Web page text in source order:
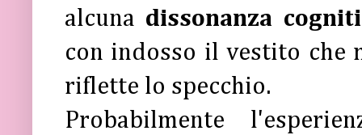
alcuna dissonanza
con indosso il vestito che
riflette lo specchio.
Probabilmente